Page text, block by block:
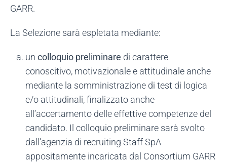
GARR.
La Selezione sarà espletata mediante:
un colloquio preliminare di carattere
conoscitivo, motivazionale e attitudinale anche
mediante la somministrazione di test di logica
e/o attitudinali, finalizzato anche
all’accertamento delle effettive competenze del
candidato. Il colloquio preliminare sarà svolto
dall’agenzia di recruiting Staff SpA
appositamente incaricata dal Consortium GARR